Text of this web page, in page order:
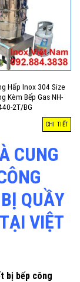
Hấp Inox 304 Size
Kèm Bếp Gas NH-
2T/BG
CHI TIẾT
CUNG
QUẦY
VIỆT
bị bếp công